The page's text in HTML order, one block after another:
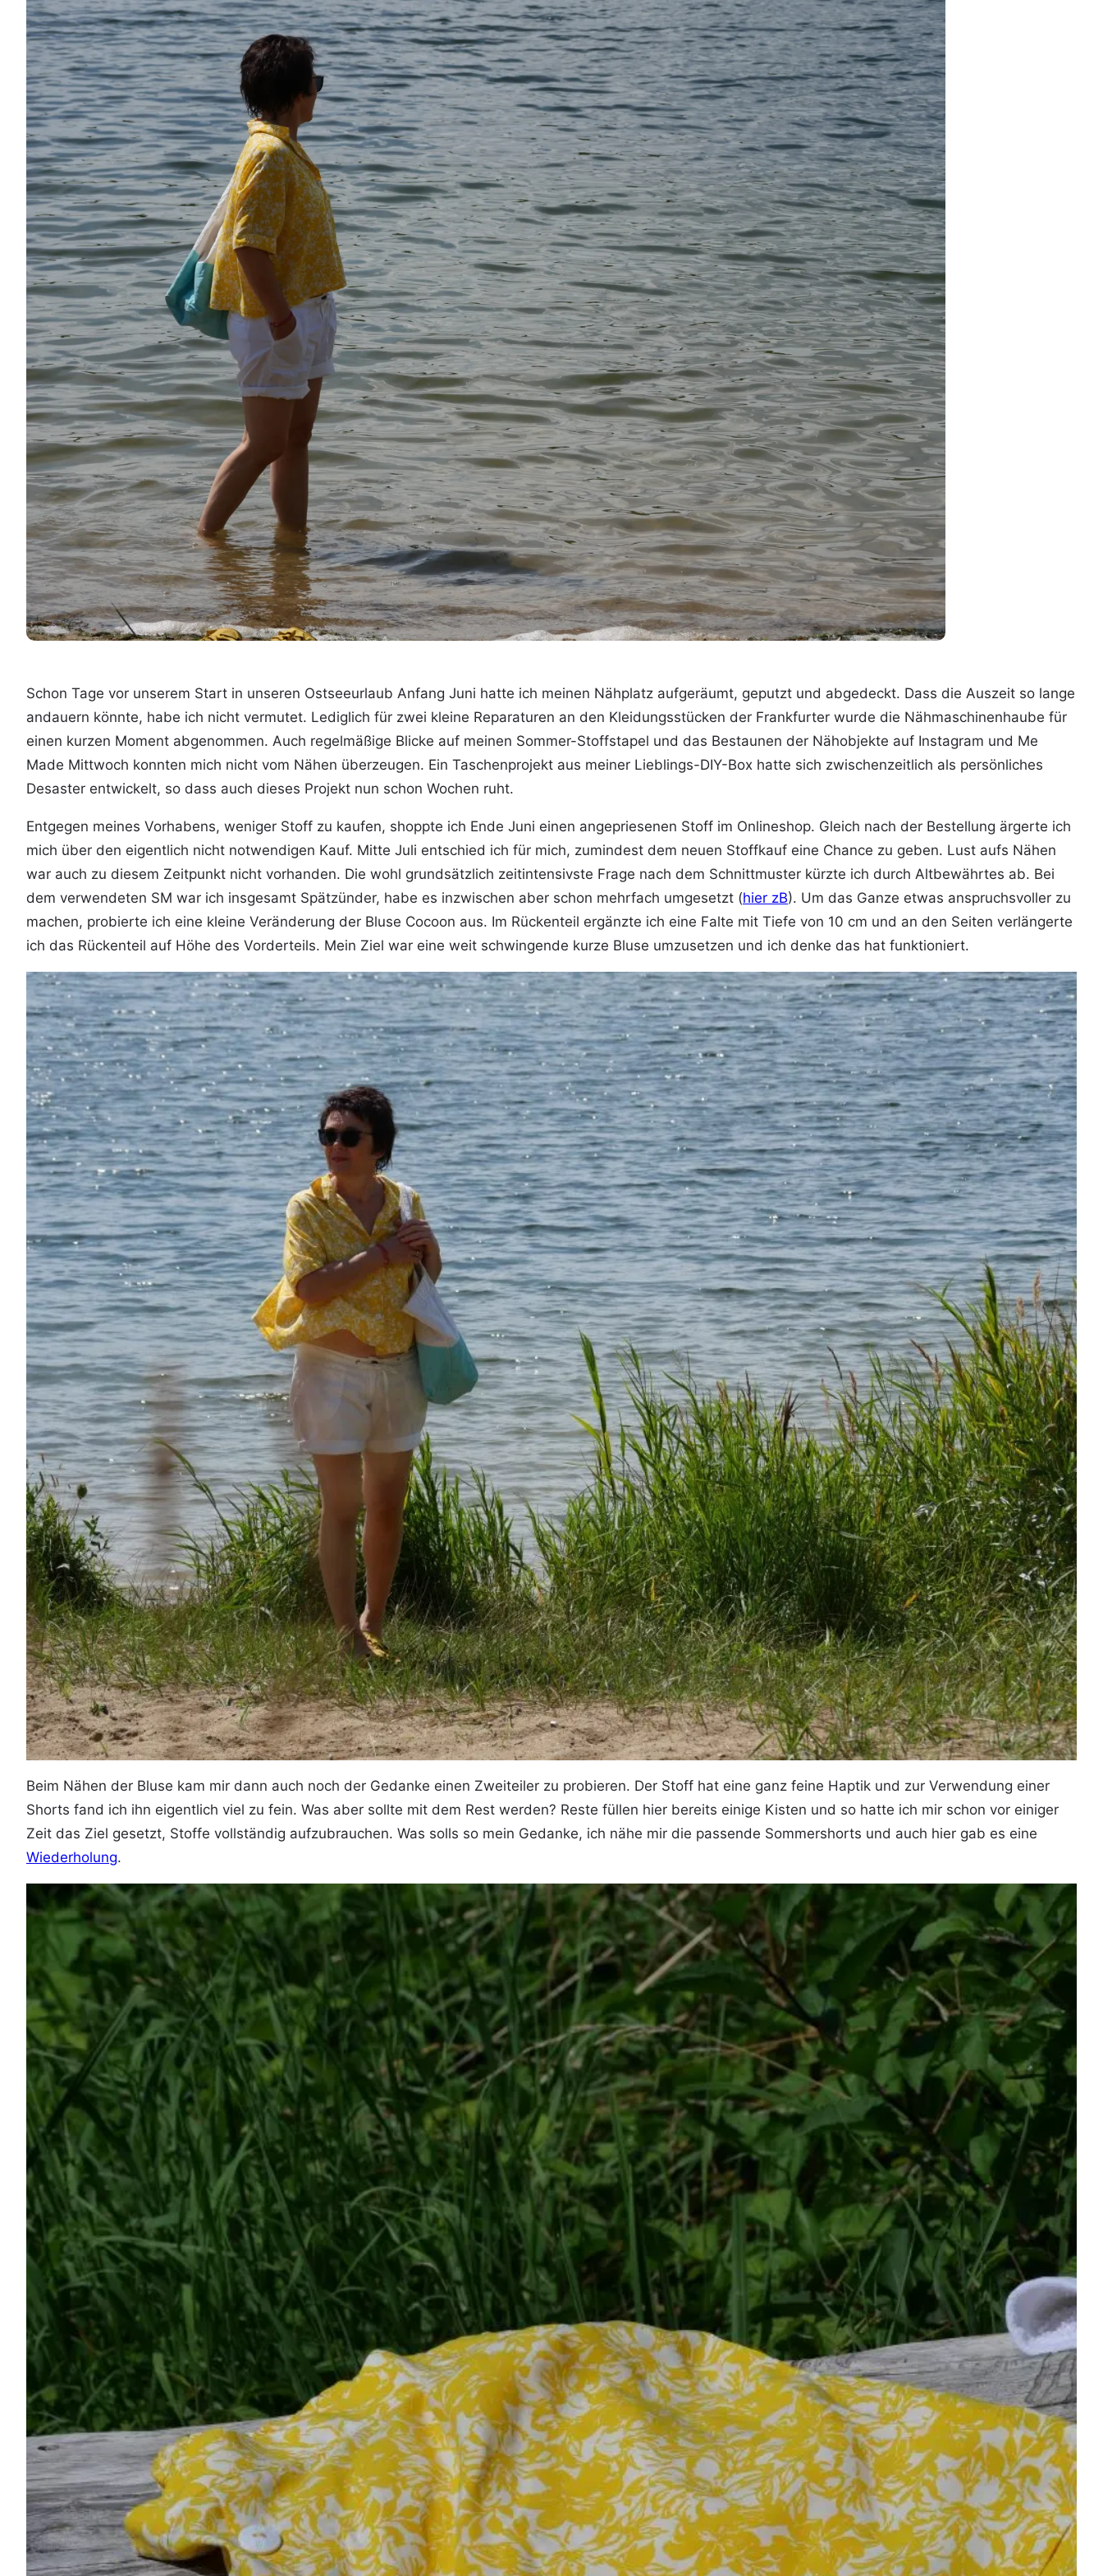
Schon Tage vor unserem Start in unseren Ostseeurlaub Anfang Juni hatte ich meinen Nähplatz aufgeräumt, geputzt und abgedeckt. Dass die Auszeit so lange
andauern könnte, habe ich nicht vermutet. Lediglich für zwei kleine Reparaturen an den Kleidungsstücken der Frankfurter wurde die Nähmaschinenhaube für
einen kurzen Moment abgenommen. Auch regelmäßige Blicke auf meinen Sommer-Stoffstapel und das Bestaunen der Nähobjekte auf Instagram und Me
Made Mittwoch konnten mich nicht vom Nähen überzeugen. Ein Taschenprojekt aus meiner Lieblings-DIY-Box hatte sich zwischenzeitlich als persönliches
Desaster entwickelt, so dass auch dieses Projekt nun schon Wochen ruht.
Entgegen meines Vorhabens, weniger Stoff zu kaufen, shoppte ich Ende Juni einen angepriesenen Stoff im Onlineshop. Gleich nach der Bestellung ärgerte ich
mich über den eigentlich nicht notwendigen Kauf. Mitte Juli entschied ich für mich, zumindest dem neuen Stoffkauf eine Chance zu geben. Lust aufs Nähen
war auch zu diesem Zeitpunkt nicht vorhanden. Die wohl grundsätzlich zeitintensivste Frage nach dem Schnittmuster kürzte ich durch Altbewährtes ab. Bei
dem verwendeten SM war ich insgesamt Spätzünder, habe es inzwischen aber schon mehrfach umgesetzt (hier zB). Um das Ganze etwas anspruchsvoller zu
machen, probierte ich eine kleine Veränderung der Bluse Cocoon aus. Im Rückenteil ergänzte ich eine Falte mit Tiefe von 10 cm und an den Seiten verlängerte
ich das Rückenteil auf Höhe des Vorderteils. Mein Ziel war eine weit schwingende kurze Bluse umzusetzen und ich denke das hat funktioniert.
Beim Nähen der Bluse kam mir dann auch noch der Gedanke einen Zweiteiler zu probieren. Der Stoff hat eine ganz feine Haptik und zur Verwendung einer
Shorts fand ich ihn eigentlich viel zu fein. Was aber sollte mit dem Rest werden? Reste füllen hier bereits einige Kisten und so hatte ich mir schon vor einiger
Zeit das Ziel gesetzt, Stoffe vollständig aufzubrauchen. Was solls so mein Gedanke, ich nähe mir die passende Sommershorts und auch hier gab es eine
Wiederholung.